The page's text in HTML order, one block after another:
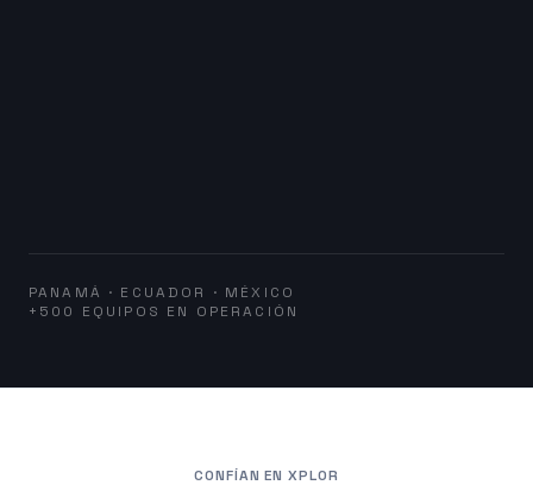
PANAMÁ · ECUADOR · MÉXICO
+500 EQUIPOS EN OPERACIÓN
CONFÍAN EN XPLOR